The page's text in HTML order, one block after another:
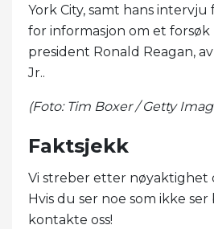
York City, samt hans intervju
for informasjon om et
president Ronald Reagan,
Jr..
(Foto: Tim Boxer / Getty
Faktsjekk
Vi streber etter
Hvis du ser noe som ikke
kontakte oss!